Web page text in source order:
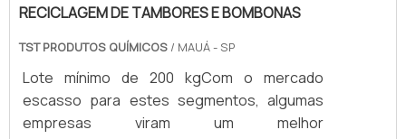
RECICLAGEM DE TAMBORES E BOMBONAS
TST PRODUTOS QUÍMICOS / MAUÁ - SP
Lote mínimo de 200 kgCom o mercado
escasso para estes segmentos, algumas
empresas viram um melhor